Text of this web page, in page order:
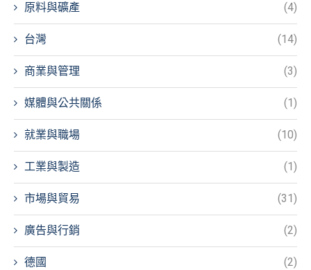
原料與礦產 (4)
台灣 (14)
商業與管理 (3)
媒體與公共關係 (1)
就業與職場 (10)
工業與製造 (1)
市場與貿易 (31)
廣告與行銷 (2)
德國 (2)